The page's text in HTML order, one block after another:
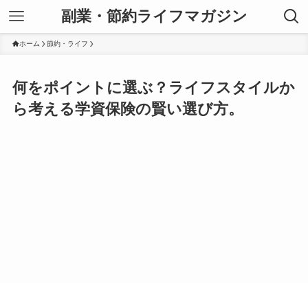
副業・節約ライフマガジン
ホーム 節約・ライフ
何をポイントに選ぶ？ライフスタイルか
ら考える学資保険の賢い選び方。